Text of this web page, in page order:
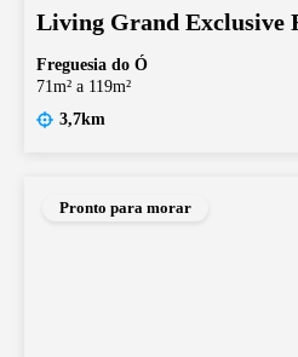
Living Grand Exclusive
Freguesia do Ó
71m² a 119m²
3,7km
Pronto para morar